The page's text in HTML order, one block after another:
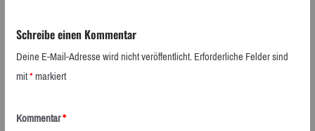
Schreibe einen Kommentar
Deine E-Mail-Adresse wird nicht veröffentlicht.Erforderliche Felder sind
mit*markiert
Kommentar*